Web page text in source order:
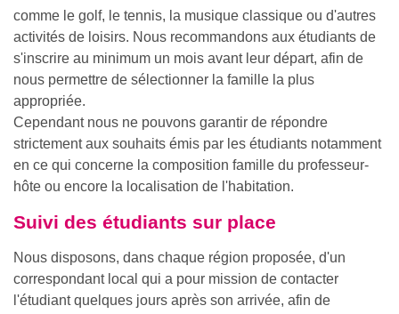
comme le golf, le tennis, la musique classique ou d'autres
activités de loisirs. Nous recommandons aux étudiants de
s'inscrire au minimum un mois avant leur départ, afin de
nous permettre de sélectionner la famille la plus
appropriée.
Cependant nous ne pouvons garantir de répondre
strictement aux souhaits émis par les étudiants notamment
en ce qui concerne la composition famille du professeur-
hôte ou encore la localisation de l'habitation.
Suivi des étudiants sur place
Nous disposons, dans chaque région proposée, d'un
correspondant local qui a pour mission de contacter
l'étudiant quelques jours après son arrivée, afin de